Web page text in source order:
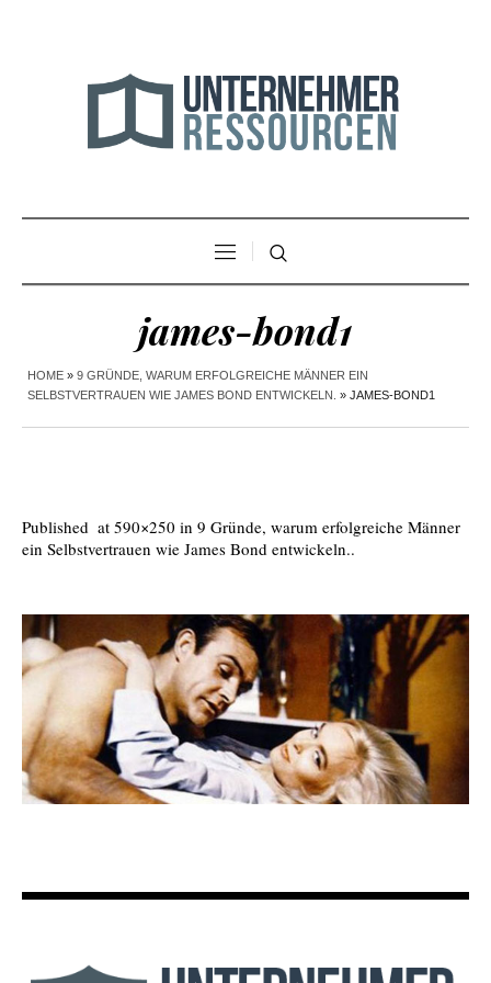
james-bond1
HOME » 9 GRÜNDE, WARUM ERFOLGREICHE MÄNNER EIN
SELBSTVERTRAUEN WIE JAMES BOND ENTWICKELN.
» JAMES-BOND1
Published at 590×250 in 9 Gründe, warum erfolgreiche Männer
ein Selbstvertrauen wie James Bond entwickeln..